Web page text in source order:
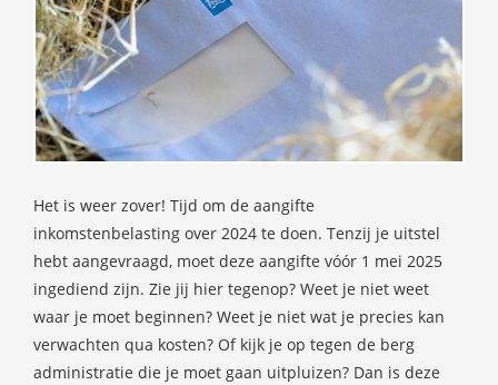
Het is weer zover! Tijd om de aangifte
inkomstenbelasting over 2024 te doen. Tenzij je uitstel
hebt aangevraagd, moet deze aangifte vóór 1 mei 2025
ingediend zijn. Zie jij hier tegenop? Weet je niet weet
waar je moet beginnen? Weet je niet wat je precies kan
verwachten qua kosten? Of kijk je op tegen de berg
administratie die je moet gaan uitpluizen? Dan is deze